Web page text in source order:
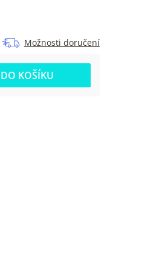
Možnosti doručení
DO KOŠÍKU